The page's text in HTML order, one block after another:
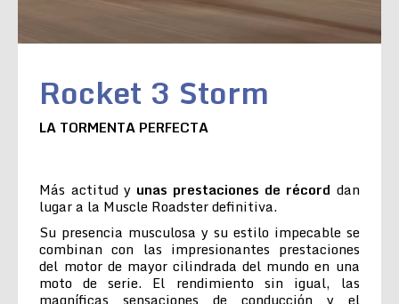
Rocket 3 Storm
LA TORMENTA PERFECTA
Más actitud y unas prestaciones de récord dan
lugar a la Muscle Roadster definitiva.
Su presencia musculosa y su estilo impecable se
combinan con las impresionantes prestaciones
del motor de mayor cilindrada del mundo en una
moto de serie. El rendimiento sin igual, las
magníficas sensaciones de conducción y el